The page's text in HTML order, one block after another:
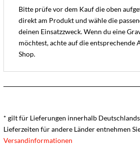
Bitte prüfe vor dem Kauf die oben
direkt am Produkt und wähle die
deinen Einsatzzweck. Wenn du eine
möchtest, achte auf die entsprechende
Shop.
* gilt für Lieferungen innerhalb
Lieferzeiten für andere Länder entnehmen
Versandinformationen